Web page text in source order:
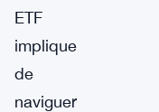
ETF
implique
de
naviguer